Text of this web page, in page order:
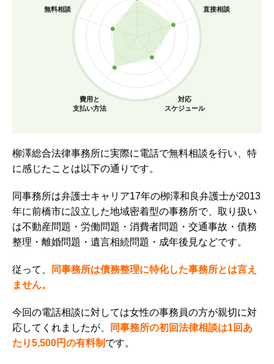
直接相談
対応
スケジュール
費用と
支払い方法
無料相談
柳澤総合法律事務所に実際に電話で無料相談を行い、特
に感じたことは以下の通りです。
同事務所は弁護士キャリア17年の栁澤和良弁護士が2013
年に前橋市に設立した地域密着型の事務所で、取り扱い
は不動産問題・労働問題・消費者問題・交通事故・債務
整理・離婚問題・遺言相続問題・成年後見などです。
従って、
同事務所は債務整理に特化した事務所とは言え
ません。
今回の電話相談に対しては女性の事務員の方が親切に対
応してくれましたが、
同事務所の初回法律相談は1回あ
たり5,500円の有料制 です。